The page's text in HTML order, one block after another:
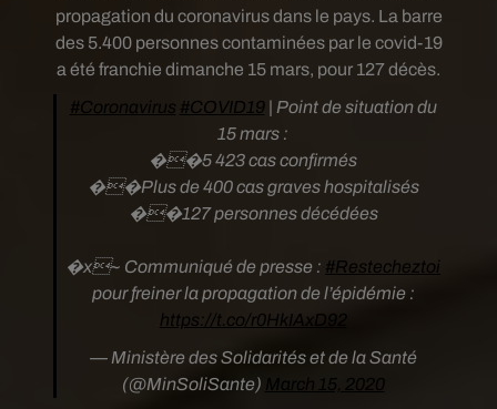
propagation du coronavirus dans le pays. La barre
des 5.400 personnes contaminées par le covid-19
a été franchie dimanche 15 mars, pour 127 décès.
#Coronavirus #COVID19| Point de situation du
15 mars :
��5 423 cas confirmés
��Plus de 400 cas graves hospitalisés
��127 personnes décédées
�x~ Communiqué de presse : #Restecheztoi
pour freiner la propagation de l’épidémie :
https://t.co/r0HkIAxD92
— Ministère des Solidarités et de la Santé
(@MinSoliSante)
March 15, 2020